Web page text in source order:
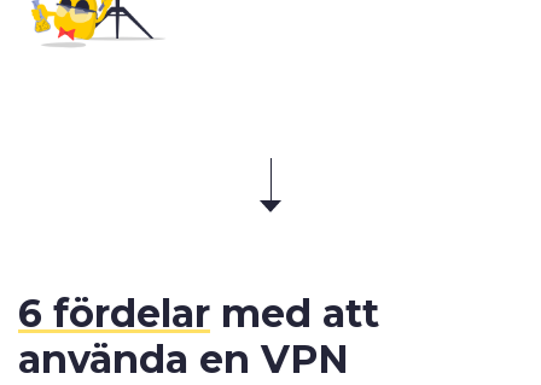
6 fördelar med att
använda en VPN